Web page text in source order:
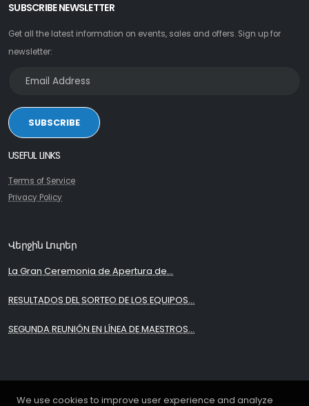
We use cookies to improve user experience and analyze
SUBSCRIBE NEWSLETTER
Get all the latest information on events, sales and offers. Sign up for
newsletter:
SUBSCRIBE
USEFUL LINKS
Terms of Service
Privacy Policy
Վերջին Լուրեր
La Gran Ceremonia de Apertura de...
RESULTADOS DEL SORTEO DE LOS EQUIPOS...
SEGUNDA REUNIÓN EN LÍNEA DE MAESTROS...